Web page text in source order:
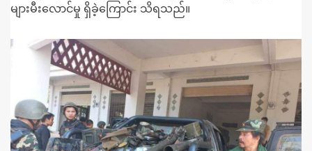
များမီးလောင်မှု ရှိခဲ့ကြောင်း သိရသည်။